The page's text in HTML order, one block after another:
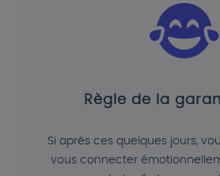
Règle de la
Si après ces quelques jours,
vous connecter